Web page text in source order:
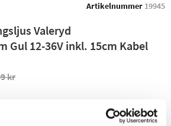
Artikelnummer 19945
Valeryd
Gul 12-36V inkl. 15cm Kabel
kr